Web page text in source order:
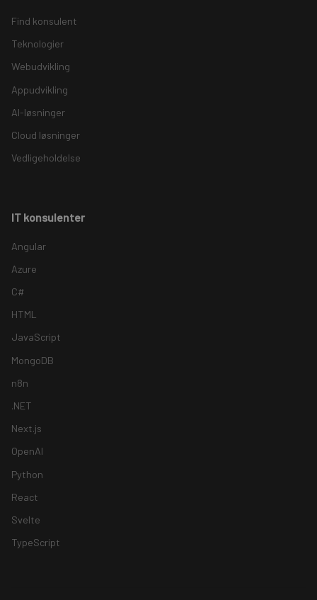
Find konsulent
Teknologier
Webudvikling
Appudvikling
AI-løsninger
Cloud løsninger
Vedligeholdelse
IT konsulenter
Angular
Azure
C#
HTML
JavaScript
MongoDB
n8n
.NET
Next.js
OpenAI
Python
React
Svelte
TypeScript